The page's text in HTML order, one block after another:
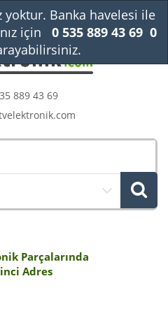
889 43 69
Parçalarında
Adres
yoktur. Banka havelesi ile
için
0 535 889 43 69 0